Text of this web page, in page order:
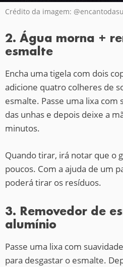
Crédito da imagem:
2. Água morna +
esmalte
Encha uma tigela com dois
adicione quatro colheres de
esmalte. Passe uma lixa com
das unhas e depois deixe a
minutos.
Quando tirar, irá notar que o
poucos. Com a ajuda de um
poderá tirar os resíduos.
3. Removedor de
alumínio
Passe uma lixa com
para desgastar o esmalte.